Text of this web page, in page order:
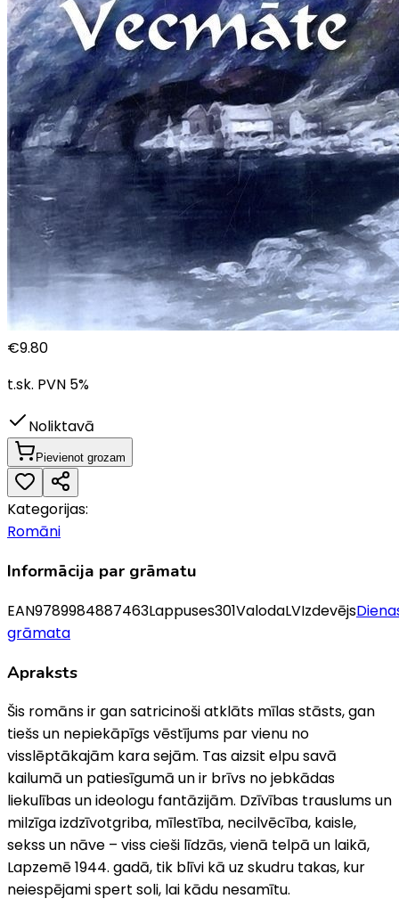
€9.80
t.sk. PVN 5%
Noliktavā
Pievienot grozam
Kategorijas:
Romāni
Informācija par grāmatu
EAN9789984887463Lappuses301ValodaLVIzdevējs
grāmata
Apraksts
Šis romāns ir gan satricinoši atklāts mīlas stāsts, gan
tiešs un nepiekāpīgs vēstījums par vienu no
visslēptākajām kara sejām. Tas aizsit elpu savā
kailumā un patiesīgumā un ir brīvs no jebkādas
liekulības un ideologu fantāzijām. Dzīvības trauslums un
milzīga izdzīvotgriba, mīlestība, necilvēcība, kaisle,
sekss un nāve – viss cieši līdzās, vienā telpā un laikā,
Lapzemē 1944. gadā, tik blīvi kā uz skudru takas, kur
neiespējami spert soli, lai kādu nesamītu.